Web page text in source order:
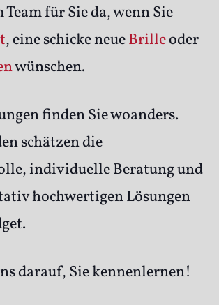
für Sie da, wenn Sie
, eine schicke neueBrilleoder
wünschen.
finden Sie woanders.
schätzen die
individuelle Beratung und
hochwertigen Lösungen
darauf, Sie kennenlernen!